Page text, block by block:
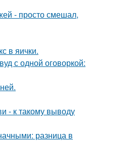
- просто смешал,
в яички.
с одной оговоркой:
- к такому выводу
разница в